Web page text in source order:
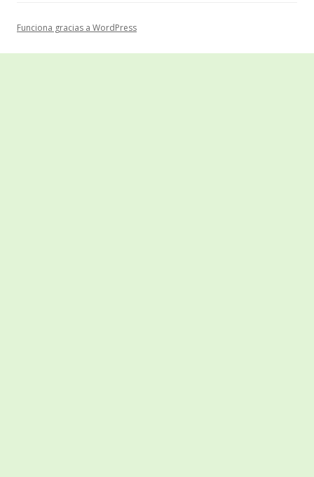
Funciona gracias a WordPress